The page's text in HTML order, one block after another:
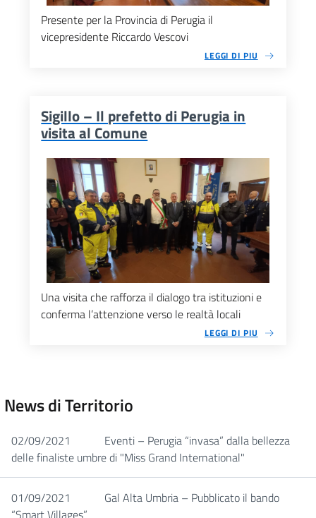
Presente per la Provincia di Perugia il
vicepresidente Riccardo Vescovi
LEGGI DI PIU
Sigillo – Il prefetto di Perugia in
visita al Comune
Una visita che rafforza il dialogo tra istituzioni e
conferma l’attenzione verso le realtà locali
LEGGI DI PIU
News di Territorio
02/09/2021
Eventi – Perugia “invasa” dalla bellezza
delle finaliste umbre di "Miss Grand International"
01/09/2021
Gal Alta Umbria – Pubblicato il bando
“Smart Villages”